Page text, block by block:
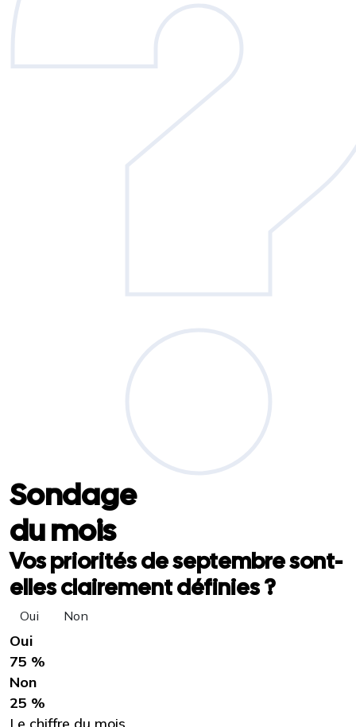
Sondage
du mois
Vos priorités de septembre sont-
elles clairement définies ?
Oui Non
Oui
75 %
Non
25 %